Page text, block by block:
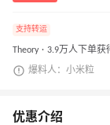
支持转运
Theory · 3.9万人下单获
爆料人：小米粒
优惠介绍